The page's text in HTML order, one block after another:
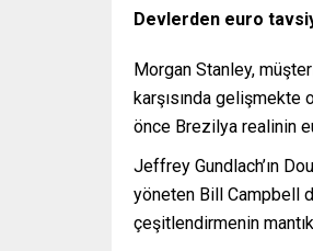
Devlerden euro
Morgan Stanley,
karşısında gelişmekte
önce Brezilya realinin
Jeffrey Gundlach’ın
yöneten Bill Campbell
çeşitlendirmenin